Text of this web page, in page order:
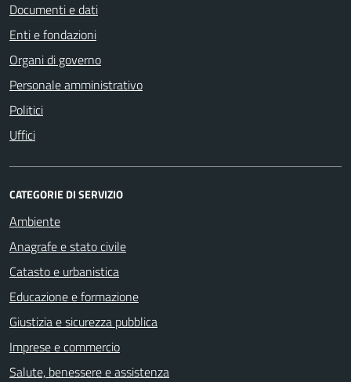
Documenti e dati
Enti e fondazioni
Organi di governo
Personale amministrativo
Politici
Uffici
CATEGORIE DI SERVIZIO
Ambiente
Anagrafe e stato civile
Catasto e urbanistica
Educazione e formazione
Giustizia e sicurezza pubblica
Imprese e commercio
Salute, benessere e assistenza